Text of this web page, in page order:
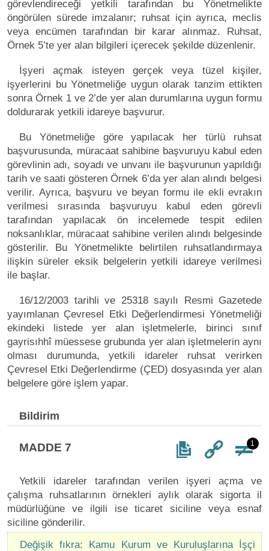
görevlendireceği yetkili tarafından bu Yönetmelikte
öngörülen sürede imzalanır; ruhsat için ayrıca, meclis
veya encümen tarafından bir karar alınmaz. Ruhsat,
Örnek 5’te yer alan bilgileri içerecek şekilde düzenlenir.
İşyeri açmak isteyen gerçek veya tüzel kişiler,
işyerlerini bu Yönetmeliğe uygun olarak tanzim ettikten
sonra Örnek 1 ve 2’de yer alan durumlarına uygun formu
doldurarak yetkili idareye başvurur.
Bu Yönetmeliğe göre yapılacak her türlü ruhsat
başvurusunda, müracaat sahibine başvuruyu kabul eden
görevlinin adı, soyadı ve unvanı ile başvurunun yapıldığı
tarih ve saati gösteren Örnek 6’da yer alan alındı belgesi
verilir. Ayrıca, başvuru ve beyan formu ile ekli evrakın
verilmesi sırasında başvuruyu kabul eden görevli
tarafından yapılacak ön incelemede tespit edilen
noksanlıklar, müracaat sahibine verilen alındı belgesinde
gösterilir. Bu Yönetmelikte belirtilen ruhsatlandırmaya
ilişkin süreler eksik belgelerin yetkili idareye verilmesi
ile başlar.
16/12/2003 tarihli ve 25318 sayılı Resmi Gazetede
yayımlanan Çevresel Etki Değerlendirmesi Yönetmeliği
ekindeki listede yer alan işletmelerle, birinci sınıf
gayrisıhhî müessese grubunda yer alan işletmelerin aynı
olması durumunda, yetkili idareler ruhsat verirken
Çevresel Etki Değerlendirme (ÇED) dosyasında yer alan
belgelere göre işlem yapar.
Bildirim
MADDE 7 1
Yetkili idareler tarafından verilen işyeri açma ve
çalışma ruhsatlarının örnekleri aylık olarak sigorta il
müdürlüğüne ve ilgili ise ticaret siciline veya esnaf
siciline gönderilir.
Değişik fıkra: Kamu Kurum ve Kuruluşlarına İşçi